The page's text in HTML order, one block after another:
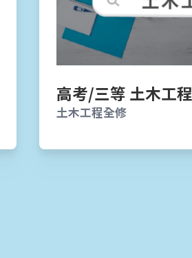
高考/三等 土木工程
土木工程全修